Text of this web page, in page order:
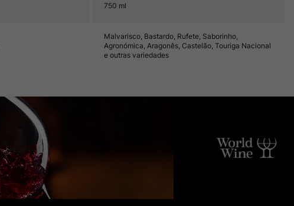
750 ml
Malvarisco, Bastardo, Rufete, Saborinho,
Agronómica, Aragonês, Castelão, Touriga Nacional
e outras variedades